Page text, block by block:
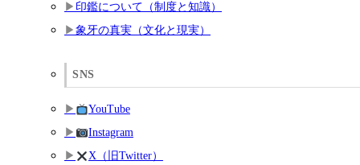
印鑑について（制度と知識）
象牙の真実（文化と現実）
SNS
YouTube
Instagram
X（旧Twitter）